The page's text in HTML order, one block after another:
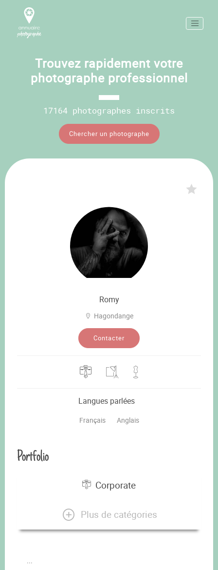
Trouvez rapidement votre
photographe professionnel
17164 photographes inscrits
Chercher un photographe
Romy
Hagondange
Contacter
Langues parlées
Français Anglais
Portfolio
Corporate
Plus de catégories
...